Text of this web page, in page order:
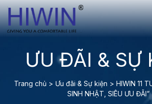
ƯU ĐÃI & SỰ
Trang chủ> Ưu đãi & Sự kiện > HIWIN 11
SINH NHẬT, SIÊU ƯU ĐÃI”